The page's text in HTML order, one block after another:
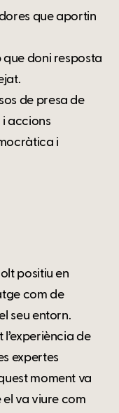
que aportin
que doni resposta
de presa de
accions
i
positiu en
com de
seu entorn.
de
expertes
moment va
el va viure com